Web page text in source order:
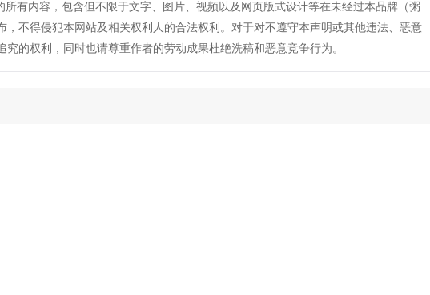
所有内容，包含但不限于文字、图片、视频以及网页版式设计等在未经过本品牌（粥
，不得侵犯本网站及相关权利人的合法权利。对于对不遵守本声明或其他违法、恶意
的权利，同时也请尊重作者的劳动成果杜绝洗稿和恶意竞争行为。